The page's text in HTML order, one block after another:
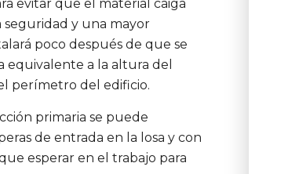
evitar que el material caiga
y una mayor
poco después de que se
equivalente a la altura del
perímetro del edificio.
primaria se puede
de entrada en la losa y con
esperar en el trabajo para